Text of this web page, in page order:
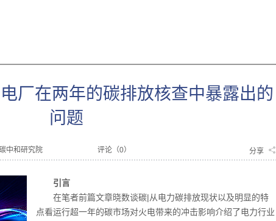
厂在两年的碳排放核查中暴露出的
问题
中和研究院 评论（0） 分享
引言
在笔者前篇文章晓数谈碳|从电力碳排放现状以及明显的特
点看运行超一年的碳市场对火电带来的冲击影响介绍了电力行业